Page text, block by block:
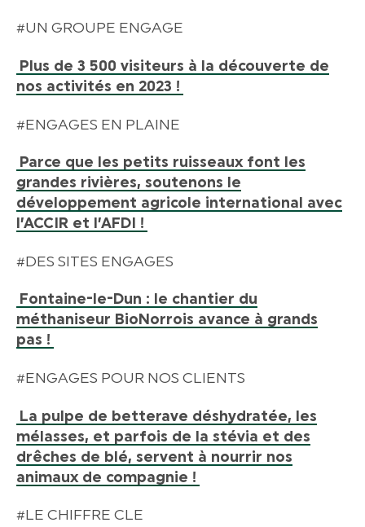
#UN GROUPE ENGAGE
Plus de 3 500 visiteurs à la découverte de
nos activités en 2023 !
#ENGAGES EN PLAINE
Parce que les petits ruisseaux font les
grandes rivières, soutenons le
développement agricole international avec
l’ACCIR et l’AFDI !
#DES SITES ENGAGES
Fontaine-le-Dun : le chantier du
méthaniseur BioNorrois avance à grands
pas !
#ENGAGES POUR NOS CLIENTS
La pulpe de betterave déshydratée, les
mélasses, et parfois de la stévia et des
drêches de blé, servent à nourrir nos
animaux de compagnie !
#LE CHIFFRE CLE